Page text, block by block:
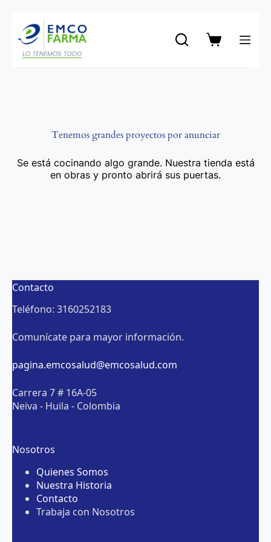
contenido
Carro
Tenemos grandes proyectos por anunciar
Se está cocinando algo grande. Nuestra tienda está
en obras y pronto abrirá sus puertas.
Contacto
Teléfono: 3160252183
Comunícate para mayor información.
pagina.emcosalud@emcosalud.com
Carrera 7 # 16A-05
Neiva - Huila - Colombia
Nosotros
Quienes Somos
Nuestra Historia
Contacto
Trabaja con Nosotros